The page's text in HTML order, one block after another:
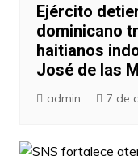
Ejército
dominicano
haitianos
José de las
admin 7 de